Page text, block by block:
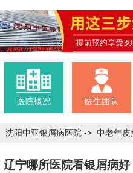
医院概况 医生团队
沈阳中亚银屑病医院 -> 中老年皮
辽宁哪所医院看银屑病